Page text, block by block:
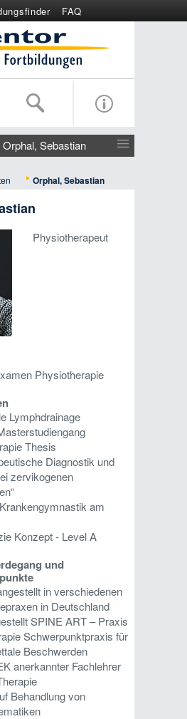
FAQ
Wertgutschein
Sebastian
Orphal, Sebastian
Physiotherapeut
Physiotherapie
Lymphdrainage
Thesis
Diagnostik und
zervikogenen
am
Konzept - Level A
und
in verschiedenen
in Deutschland
SPINE ART – Praxis
Schwerpunktpraxis für
Beschwerden
anerkannter Fachlehrer
Behandlung von